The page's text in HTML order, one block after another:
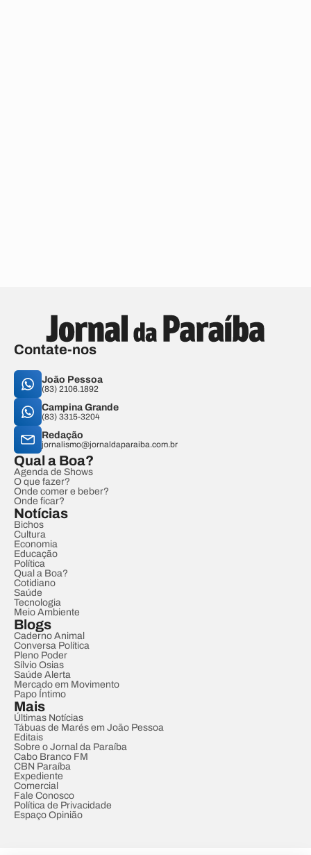
Contate-nos
João Pessoa
(83) 2106.1892
Campina Grande
(83) 3315-3204
Redação
jornalismo@jornaldaparaiba.com.br
Qual a Boa?
Agenda de Shows
O que fazer?
Onde comer e beber?
Onde ficar?
Notícias
Bichos
Cultura
Economia
Educação
Política
Qual a Boa?
Cotidiano
Saúde
Tecnologia
Meio Ambiente
Blogs
Caderno Animal
Conversa Política
Pleno Poder
Sílvio Osias
Saúde Alerta
Mercado em Movimento
Papo Íntimo
Mais
Últimas Notícias
Tábuas de Marés em João Pessoa
Editais
Sobre o Jornal da Paraíba
Cabo Branco FM
CBN Paraíba
Expediente
Comercial
Fale Conosco
Política de Privacidade
Espaço Opinião